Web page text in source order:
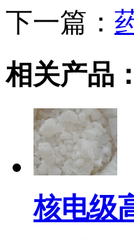
下一篇：
相关产品：
核电级